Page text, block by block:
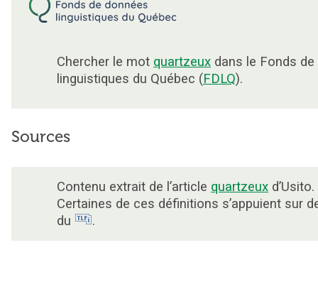
Chercher le mot quartzeux dans le Fonds
linguistiques du Québec (FDLQ).
Sources
Contenu extrait de l’article quartzeux d’Usito.
Certaines de ces définitions s’appuient sur
du
.